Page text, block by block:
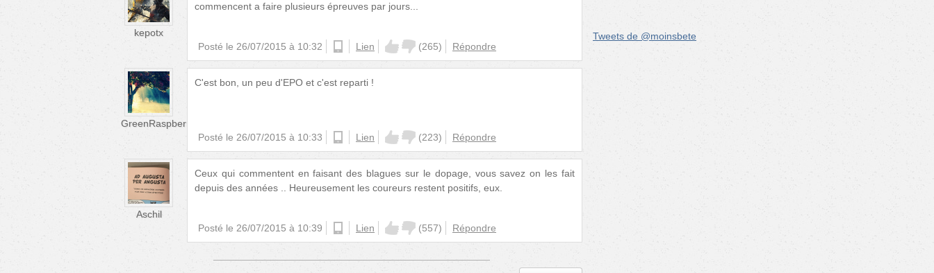
kepotx
commencent a faire plusieurs épreuves par jours...
Posté le 26/07/2015 à 10:32 Lien (265) Répondre
GreenRaspberry
C'est bon, un peu d'EPO et c'est reparti !
Posté le 26/07/2015 à 10:33 androidLien (223) Répondre
Aschil
Ceux qui commentent en faisant des blagues sur le dopage, vous savez on les fait
depuis des années .. Heureusement les coureurs restent positifs, eux.
Posté le 26/07/2015 à 10:39 Lien (557) Répondre
Tweets de @moinsbete